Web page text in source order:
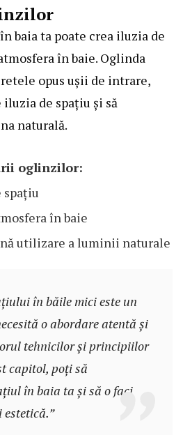
baia ta poate crea iluzia de
în baie. Oglinda
opus ușii de intrare,
de spațiu și să
naturală.
oglinzilor:
spațiu
în baie
utilizare a luminii naturale
în băile mici este un
o abordare atentă și
tehnicilor și principiilor
capitol, poți să
în baia ta și să o faci